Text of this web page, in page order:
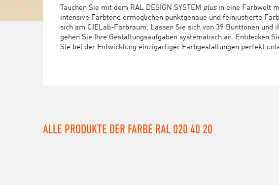
Tauchen Sie mit dem RAL DESIGN SYSTEM plusin eine Farbwelt
intensive Farbtöne ermöglichen punktgenaue und feinjustierte
sich am CIELab-Farbraum: Lassen Sie sich von 39 Bunttönen
gehen Sie Ihre Gestaltungsaufgaben systematisch an. Entdecken
Sie bei der Entwicklung einzigartiger Farbgestaltungen perfekt
ALLE PRODUKTE DER FARBE RAL 020 40 20